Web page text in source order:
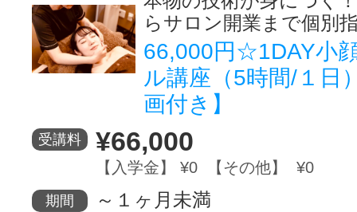
らサロン開業まで個別
66,000円☆1DAY小
ル講座（5時間/１日
画付き】
受講料 ¥66,000
【入学金】 ¥0 【その他】 ¥0
期間 ～１ヶ月未満